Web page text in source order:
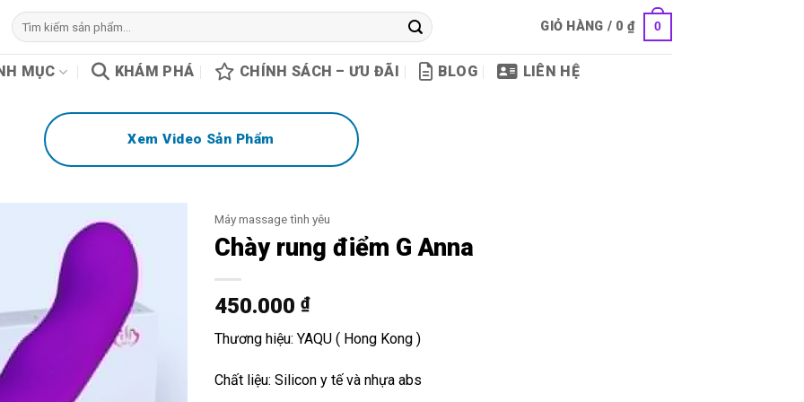
Tìm
kiếm:
GIỎ HÀNG / 0₫ 0
MỤC KHÁM PHÁ CHÍNH SÁCH – ƯU ĐÃI BLOG LIÊN HỆ
Xem Video Sản Phẩm
Máy massage tình yêu
Chày rung điểm G Anna
450.000 ₫
Thương hiệu: YAQU ( Hong Kong )
Chất liệu: Silicon y tế và nhựa abs